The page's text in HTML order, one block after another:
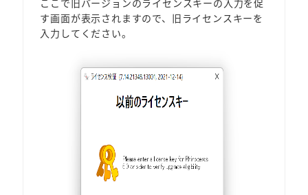
ここで旧バージョンのライセンスキーの入力を促
す画面が表示されますので、旧ライセンスキーを
入力してください。